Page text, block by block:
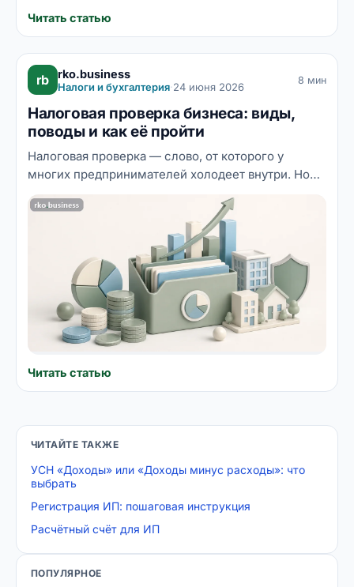
Читать статью
rb rko.business
Налоги и бухгалтерия·24 июня 2026
8 мин
Налоговая проверка бизнеса: виды,
поводы и как её пройти
Налоговая проверка — слово, от которого у
многих предпринимателей холодеет внутри. Но
если понимать, какие бывают виды проверок, по
каким признакам бизнес попадает в зону риска и
как себя вести, страх сменяется уверенностью.
Разбираем механику налогового контроля и даём
практические рекомендации, как пройти проверку
с минимальными последствиями.
Читать статью
ЧИТАЙТЕ ТАКЖЕ
УСН «Доходы» или «Доходы минус расходы»: что
выбрать
Регистрация ИП: пошаговая инструкция
Расчётный счёт для ИП
ПОПУЛЯРНОЕ